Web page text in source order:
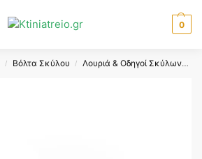
0
/ Βόλτα Σκύλου / Λουριά & Οδηγοί Σκύλων